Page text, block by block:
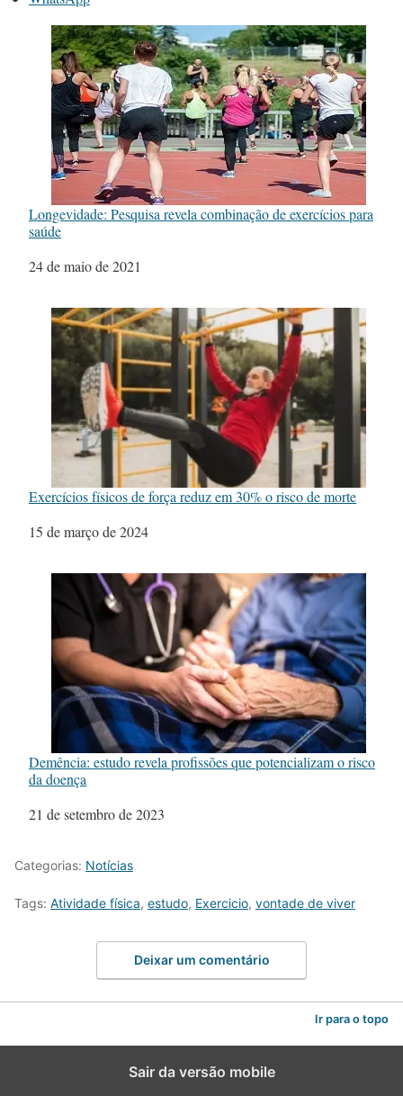
Longevidade: Pesquisa revela combinação de exercícios para
saúde
Data
24 de maio de 2021
Exercícios físicos de força reduz em 30% o risco de morte
Data
15 de março de 2024
Demência: estudo revela profissões que potencializam o risco
da doença
Data
21 de setembro de 2023
Categorias: Notícias
Tags: Atividade física, estudo, Exercicio, vontade de viver
Deixar um comentário
Ir para o topo
Sair da versão mobile